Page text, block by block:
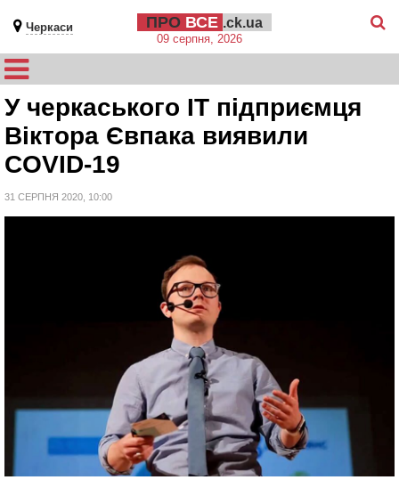
Черкаси ПРО ВСЕ .ck.ua
09 серпня, 2026
У черкаського ІТ підприємця
Віктора Євпака виявили
COVID-19
31 СЕРПНЯ 2020, 10:00